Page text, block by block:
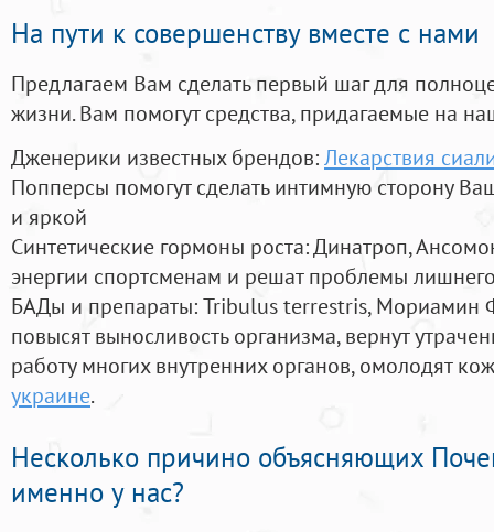
На пути к совершенству вместе с нами
Предлагаем Вам сделать первый шаг для
жизни. Вам помогут средства, придагаемые на
Дженерики известных брендов:Лекарствия
Попперсы помогут сделать интимную сторону
и яркой
Синтетические гормоны роста: Динатроп,
энергии спортсменам и решат проблемы
БАДы и препараты:Tribulus terrestris, Мориамин
повысят выносливость организма, вернут
работу многих внутренних органов, омолодят
украине.
Несколько причино объясняющих
именно у нас?